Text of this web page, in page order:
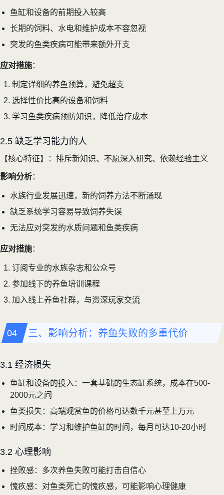
鱼缸和设备的前期投入较高
长期的饲料、水电和维护成本不容忽视
突发的鱼类疾病可能带来额外开支
应对措施：
制定详细的养鱼预算，避免超支
选择性价比高的设备和饲料
学习鱼类疾病预防知识，降低治疗成本
2.5 缺乏学习能力的人
【核心特征】：排斥新知识、不愿深入研究、依赖经验主义
影响分析：
水族行业发展迅速，新的饲养方法不断涌现
缺乏系统学习容易导致饲养失误
无法应对突发的水质问题和鱼类疾病
应对措施：
订阅专业的水族杂志和公众号
参加线下的养鱼培训课程
加入线上养鱼社群，与资深玩家交流
三、影响分析：养鱼失败的多重代价
3.1 经济损失
鱼缸和设备的投入：一套基础的生态缸系统，成本在500-
2000元之间
鱼类损失：高端观赏鱼的价格可达数千元甚至上万元
时间成本：学习和维护鱼缸的时间，每月可达10-20小时
3.2 心理影响
挫败感：多次养鱼失败可能打击自信心
愧疚感：对鱼类死亡的愧疚感，可能影响心理健康